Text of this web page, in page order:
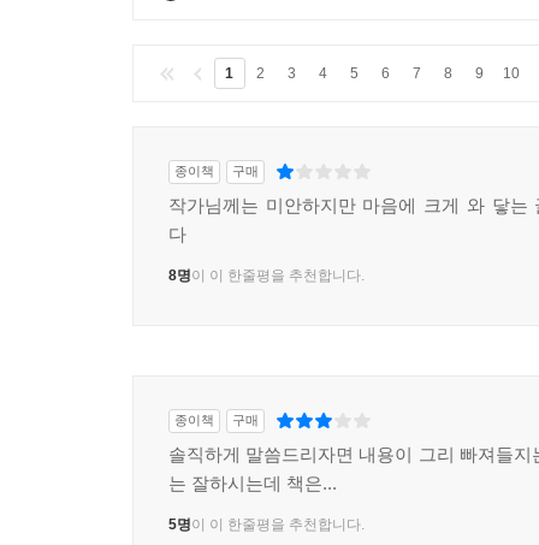
1 2 3 4 5 6 7 8 9 10
종이책 구매
작가님께는 미안하지만 마음에 크게 와 닿는
다
8명이 이 한줄평을 추천합니다.
종이책 구매
솔직하게 말씀드리자면 내용이 그리 빠져들지
는 잘하시는데 책은...
5명이 이 한줄평을 추천합니다.